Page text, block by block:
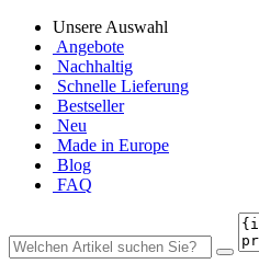
Unsere Auswahl
Angebote
Nachhaltig
Schnelle Lieferung
Bestseller
Neu
Made in Europe
Blog
FAQ